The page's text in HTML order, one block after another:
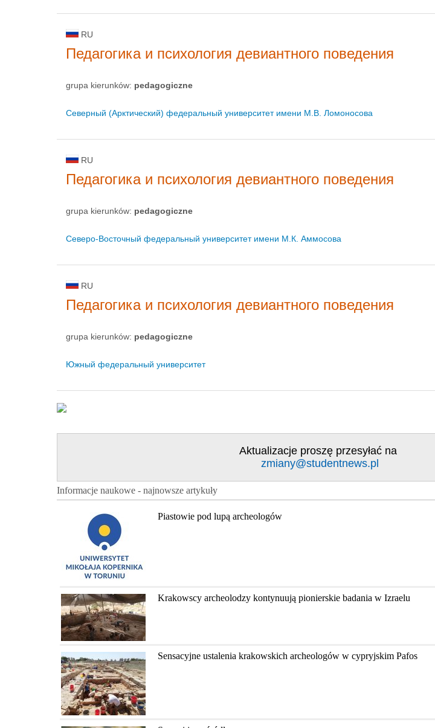
RU
Педагогика и психология девиантного поведения
grupa kierunków: pedagogiczne
Северный (Арктический) федеральный университет имени М.В. Ломоносова
RU
Педагогика и психология девиантного поведения
grupa kierunków: pedagogiczne
Северо-Восточный федеральный университет имени М.К. Аммосова
RU
Педагогика и психология девиантного поведения
grupa kierunków: pedagogiczne
Южный федеральный университет
Aktualizacje proszę przesyłać na
zmiany@studentnews.pl
Informacje naukowe - najnowsze artykuły
Piastowie pod lupą archeologów
Krakowscy archeolodzy kontynuują pionierskie badania w Izraelu
Sensacyjne ustalenia krakowskich archeologów w cypryjskim Pafos